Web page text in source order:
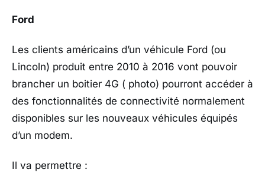
Ford
Les clients américains d’un véhicule Ford (ou
Lincoln) produit entre 2010 à 2016 vont pouvoir
brancher un boitier 4G ( photo) pourront accéder à
des fonctionnalités de connectivité normalement
disponibles sur les nouveaux véhicules équipés
d’un modem.
Il va permettre :